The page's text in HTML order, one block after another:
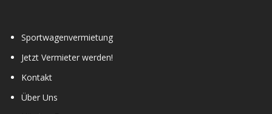
Sportwagenvermietung
Jetzt Vermieter werden!
Kontakt
Über Uns